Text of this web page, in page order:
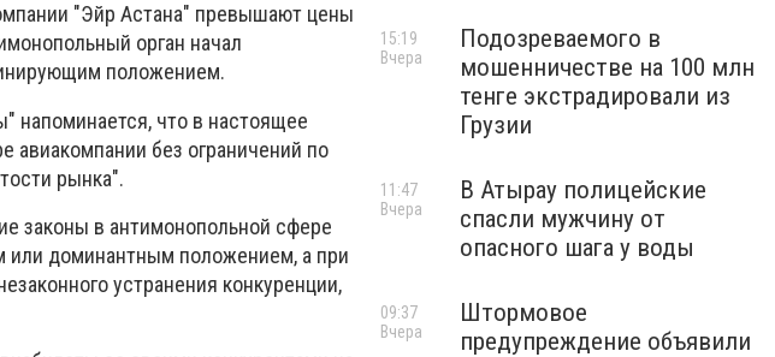
"Эйр Астана" превышают цены
орган начал
положением.
напоминается, что в настоящее
авиакомпании без ограничений по
рынка".
законы в антимонопольной сфере
или доминантным положением, а при
устранения конкуренции,
Подозреваемого в
мошенничестве на 100 млн
тенге экстрадировали из
Грузии
15:19
Вчера
В Атырау полицейские
спасли мужчину от
опасного шага у воды
11:47
Вчера
Штормовое
предупреждение объявили
09:37
Вчера